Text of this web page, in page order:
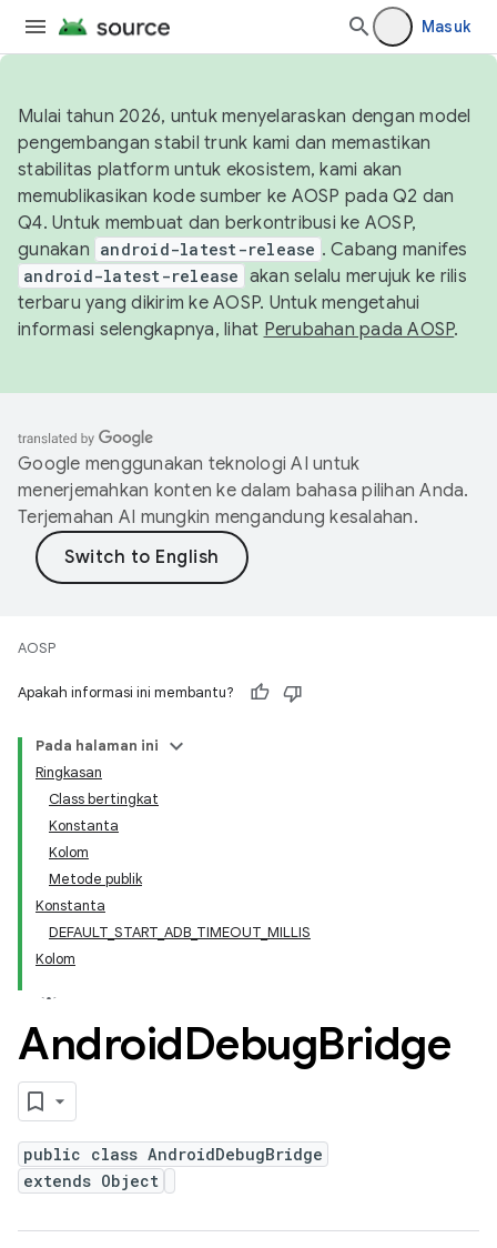
Masuk
Mulai tahun 2026, untuk menyelaraskan dengan model
pengembangan stabil trunk kami dan memastikan
stabilitas platform untuk ekosistem, kami akan
memublikasikan kode sumber ke AOSP pada Q2 dan
Q4. Untuk membuat dan berkontribusi ke AOSP,
gunakan android-latest-release . Cabang manifes
android-latest-release akan selalu merujuk ke rilis
terbaru yang dikirim ke AOSP. Untuk mengetahui
informasi selengkapnya, lihat Perubahan pada AOSP.
Google menggunakan teknologi AI untuk
menerjemahkan konten ke dalam bahasa pilihan Anda.
Terjemahan AI mungkin mengandung kesalahan.
AOSP
Apakah informasi ini membantu?
Pada halaman ini
Ringkasan
Class bertingkat
Konstanta
Kolom
Metode publik
Konstanta
DEFAULT_START_ADB_TIMEOUT_MILLIS
Kolom
AndroidDebugBridge
public class AndroidDebugBridge
extends Object